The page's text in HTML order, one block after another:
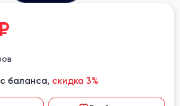
баланса, скидка 3%